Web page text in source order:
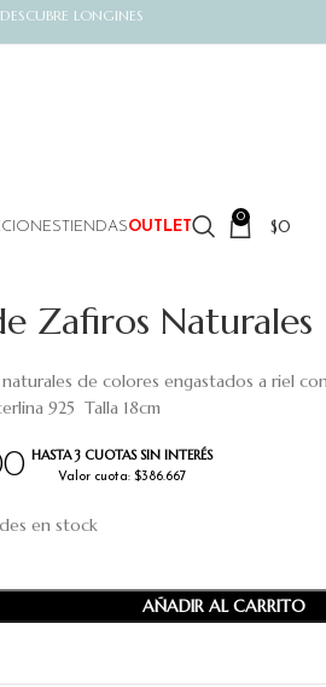
LONGINES
TIENDASOUTLET
0 $0
Zafiros Naturales
HASTA 3 CUOTAS SIN INTERÉS
Valor cuota: $386.667
naturales de colores engastados a riel
925 Talla 18cm
en stock
AÑADIR AL CARRITO